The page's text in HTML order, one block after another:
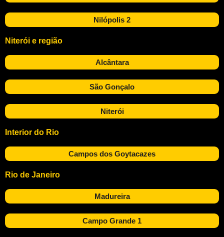
Nilópolis 2
Niterói e região
Alcântara
São Gonçalo
Niterói
Interior do Rio
Campos dos Goytacazes
Rio de Janeiro
Madureira
Campo Grande 1